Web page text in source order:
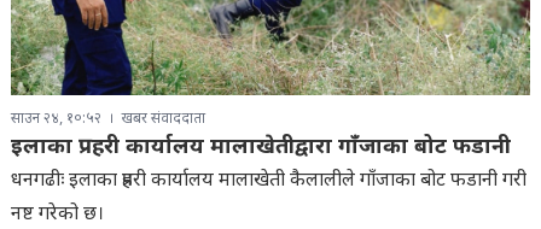
साउन २४, १०:५२ खबर संवाददाता
इलाका प्रहरी कार्यालय मालाखेतीद्वारा गाँजाका बोट फडानी
धनगढीः इलाका प्रहरी कार्यालय मालाखेती कैलालीले गाँजाका बोट फडानी गरी
नष्ट गरेको छ।